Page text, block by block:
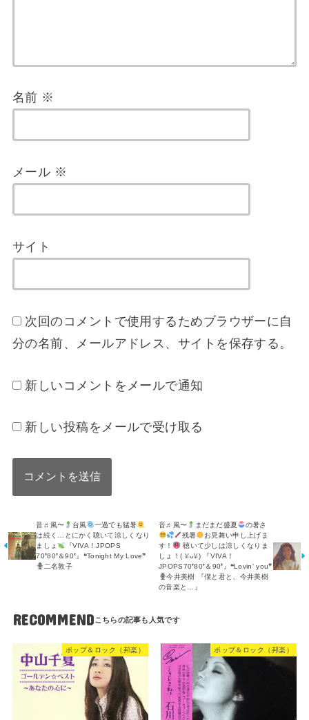
名前 ※
メール ※
サイト
次回のコメントで使用するためブラウザーに自
分の名前、メールアドレス、サイトを保存する。
新しいコメントをメールで通知
新しい投稿をメールで受け取る
音♬風〜 台風
一過でも猛暑
は続く…とにかく聴いて涼しくなり
ましょ
『VIVA！JPOPS
70❜80❜＆90❜』❝Tonight My Love❞
二名敦子
音♬風〜 まだまだ盛夏
の暑さ
残暑
お見舞い申し上げま
す！
聴いて少しは涼しくなりま
しょ！(⁠ ⁠ꈍ⁠ᴗ⁠ꈍ⁠) 『VIVA！
JPOPS70❜80❜＆90❜』❝Lovin' you❞
今井美樹 『僕と君と、今井美樹
の音楽と…』
RECOMMEND
ポップ＆ロック（邦楽） ポップ＆ロック（邦楽）